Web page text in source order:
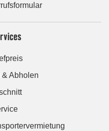
& Abholen